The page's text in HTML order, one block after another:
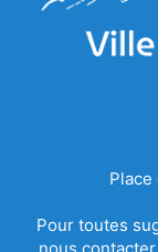
Place
Pour toutes